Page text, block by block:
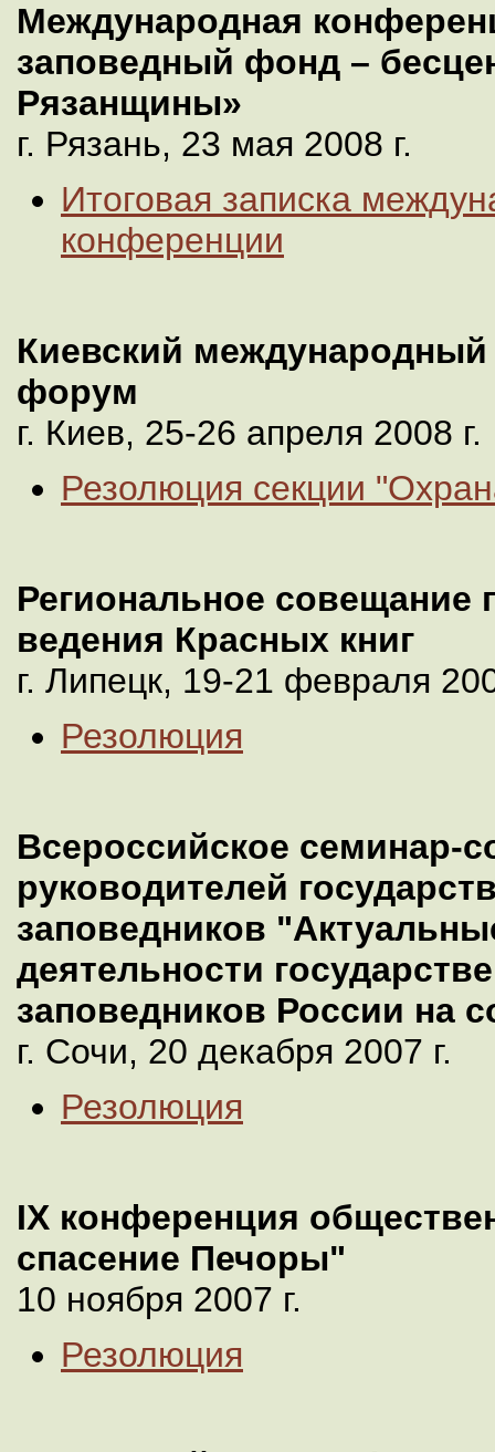
Международная
заповедный фонд –
Рязанщины»
г. Рязань, 23 мая 2008 г.
Итоговая записка
конференции
Киевский международный
форум
г. Киев, 25-26 апреля 2008 г.
Резолюция секции
Региональное совещание
ведения Красных книг
г. Липецк, 19-21 февраля
Резолюция
Всероссийское семинар-
руководителей
заповедников
деятельности
заповедников России на
г. Сочи, 20 декабря 2007 г.
Резолюция
IX конференция
спасение Печоры"
10 ноября 2007 г.
Резолюция